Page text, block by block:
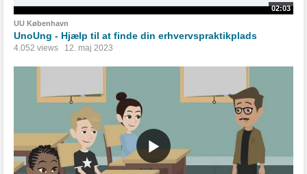
02:03
UU København
UnoUng - Hjælp til at finde din erhvervspraktikplads
4.052 views 12. maj 2023